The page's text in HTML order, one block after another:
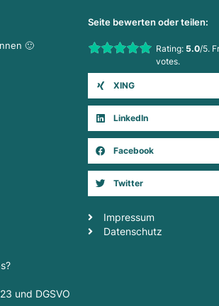
🙂
und DGSVO
Seite bewerten oder teilen:
Rate this item:
Submit
Rating: 5.0/5.
votes.
XING
LinkedIn
Facebook
Twitter
Impressum
Datenschutz